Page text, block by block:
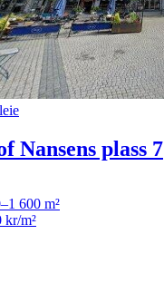
Nansens plass 7
600 m²
kr/m²